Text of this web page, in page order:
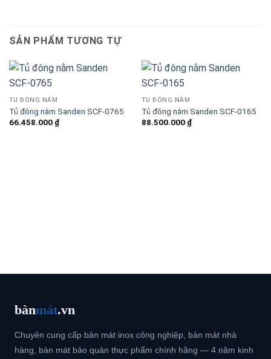
SẢN PHẨM TƯƠNG TỰ
TỦ ĐÔNG NẰM
Tủ đông nằm Sanden SCF-0765
66.458.000 ₫
TỦ ĐÔNG NẰM
Tủ đông nằm Sanden SCF-0165
88.500.000 ₫
bànmát.vn
Chuyên cung cấp bàn mát inox công nghiệp, bàn mát nhà
hàng, bàn mát bảo quản thực phẩm chính hãng — 4 năm kinh